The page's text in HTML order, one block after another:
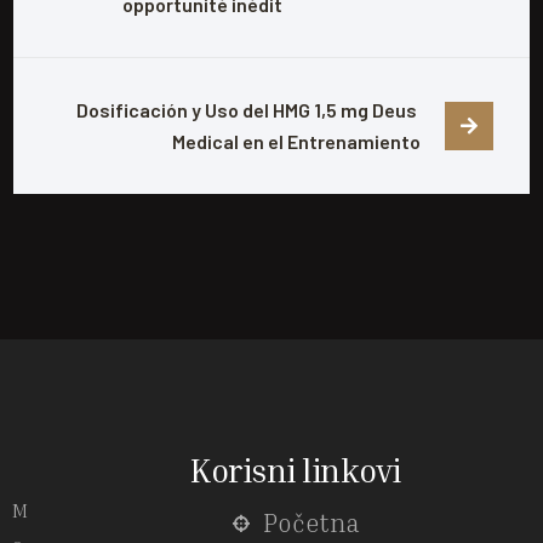
opportunité inédit
Dosificación y Uso del HMG 1,5 mg Deus
Medical en el Entrenamiento
M
Korisni linkovi
Početna